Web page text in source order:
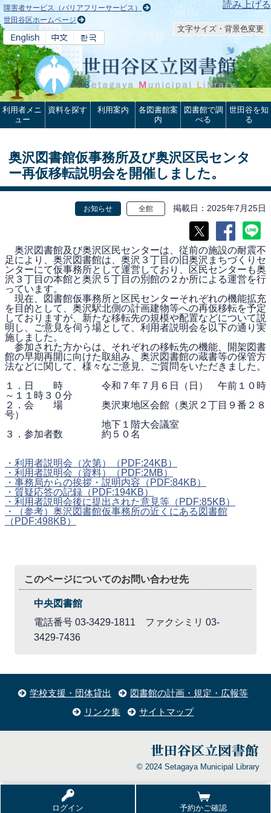
本文へ 読み上げる
障害者サービス（バリアフリーサービス）
世田谷区ホームページ
文字サイズ・背景色変更
ログイン 予約かご確認
利用者メニ
ュー
資料を探す 利用案内
各図書館案
内
図書館で調
べる
世田谷を知
る
奥沢図書館仮事務所及び奥沢区民センタ
ー再仮移転説明会を開催しました。
お知らせ 全館 掲載日 2025年7月25日
奥沢図書館及び奥沢区民センターは、従前の施設の耐震不
足により、奥沢図書館は、奥沢３丁目の旧奥沢まちづくりセ
ンターにて仮事務所として運営しており、区民センターも奥
沢３丁目の本館と奥沢５丁目の別館の２か所による運営を行
っています。
現在、図書館仮事務所と区民センターそれぞれの機能拡充
を目的として、奥沢駅北側の計画建物等への再仮移転を予定
しておりますが、新たな移転先の規模や配置などについて説
明し、ご意見を伺う場として、利用者説明会を以下の通り実
施しました。
参加された方からは、それぞれの移転先の機能、開架図書
館の早期再開に向けた取組み、奥沢図書館の蔵書等の保管方
法などに関して、様々なご意見、ご質問をいただきました。
１．日 時 令和７年７月６日（日） 午前１０時
～１１時３０分
２．会 場 奥沢東地区会館（奥沢２丁目９番２８
号）
地下１階大会議室
３．参加者数 約５０名
・利用者説明会（次第）
（PDF:24KB）
・利用者説明会（資料）
（PDF:2MB）
・事務局からの挨拶・説明内容 （PDF:84KB）
・質疑応答の記録 （PDF:194KB）
・利用者説明会後に提出された意見等 （PDF:85KB）
・（参考）奥沢図書館仮事務所の近くにある図書館
（PDF:498KB）
このページについてのお問い合わせ先
中央図書館
電話番号 03-3429-1811 ファクシミリ 03-
3429-7436
学校支援・団体貸出
図書館の計画・規定・広報等
リンク集
サイトマップ
© 2024 Setagaya Municipal Library